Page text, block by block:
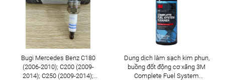
Bugi Mercedes Benz C180
(2006-2010); C200 (2009-
2014); C250 (2009-2014);
Dung dịch làm sạch kim phun,
buồng đốt động cơ xăng 3M
Complete Fuel System